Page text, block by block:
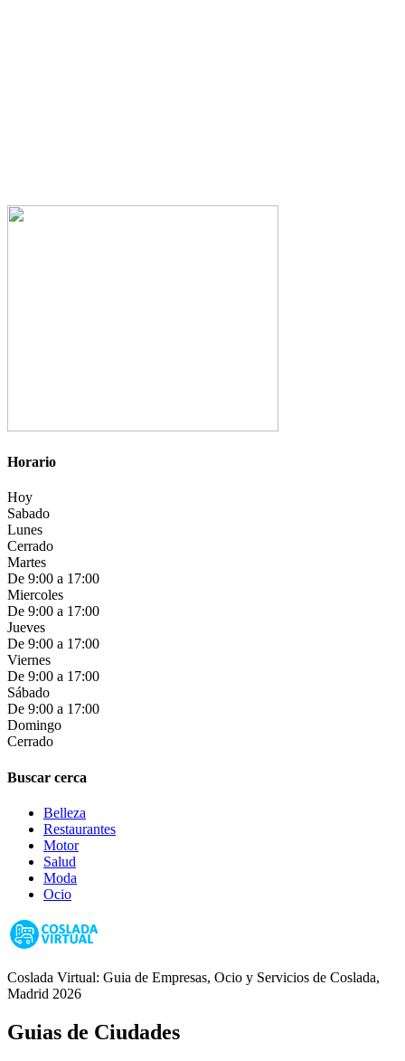
Horario
Hoy
Sabado
Lunes
Cerrado
Martes
De 9:00 a 17:00
Miercoles
De 9:00 a 17:00
Jueves
De 9:00 a 17:00
Viernes
De 9:00 a 17:00
Sábado
De 9:00 a 17:00
Domingo
Cerrado
Buscar cerca
Belleza
Restaurantes
Motor
Salud
Moda
Ocio
Coslada Virtual: Guia de Empresas, Ocio y Servicios de Coslada,
Madrid 2026
Guias de Ciudades